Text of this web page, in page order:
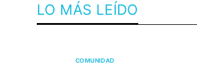
LO MÁS LEÍDO
COMUNIDAD